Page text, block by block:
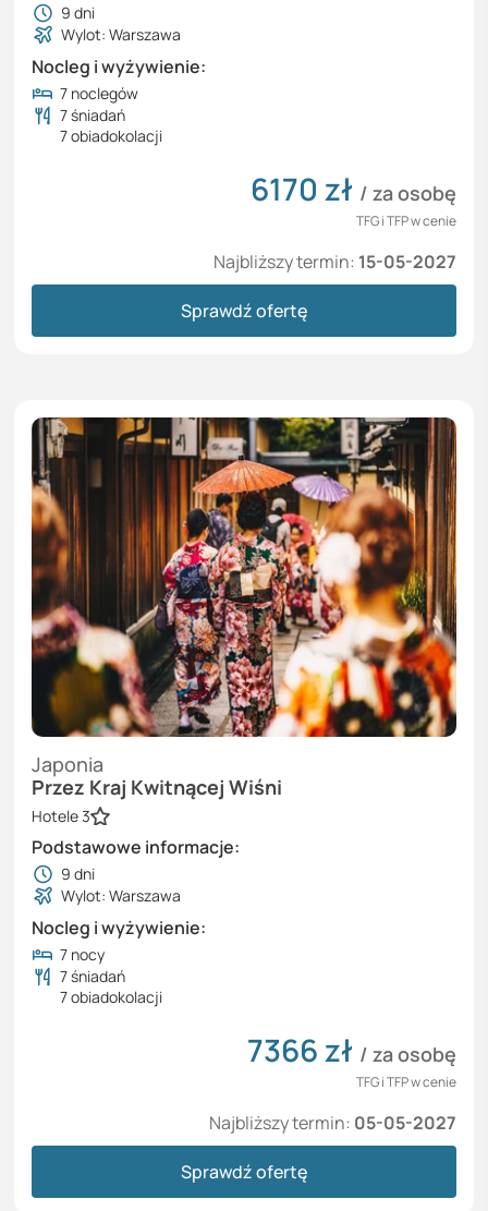
9 dni
Wylot: Warszawa
Nocleg i wyżywienie:
7 noclegów
7 śniadań
7 obiadokolacji
6170 zł / za osobę
TFG i TFP w cenie
Najbliższy termin: 15-05-2027
Sprawdź ofertę
Przez Kraj Kwitnącej Wiśni
Japonia
Hotele 3
Podstawowe informacje:
9 dni
Wylot: Warszawa
Nocleg i wyżywienie:
7 nocy
7 śniadań
7 obiadokolacji
7366 zł / za osobę
TFG i TFP w cenie
Najbliższy termin: 05-05-2027
Sprawdź ofertę